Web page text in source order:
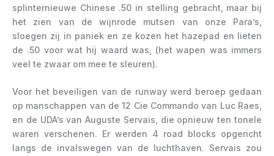
splinternieuwe Chinese .50 in stelling gebracht, maar bij
het zien van de wijnrode mutsen van onze Para’s,
sloegen zij in paniek en ze kozen het hazepad en lieten
de .50 voor wat hij waard was, (het wapen was immers
veel te zwaar om mee te sleuren).
Voor het beveiligen van de runway werd beroep gedaan
op manschappen van de 12 Cie Commando van Luc Raes,
en de UDA’s van Auguste Servais, die opnieuw ten tonele
waren verschenen. Er werden 4 road blocks opgericht
langs de invalswegen van de luchthaven. Servais zou